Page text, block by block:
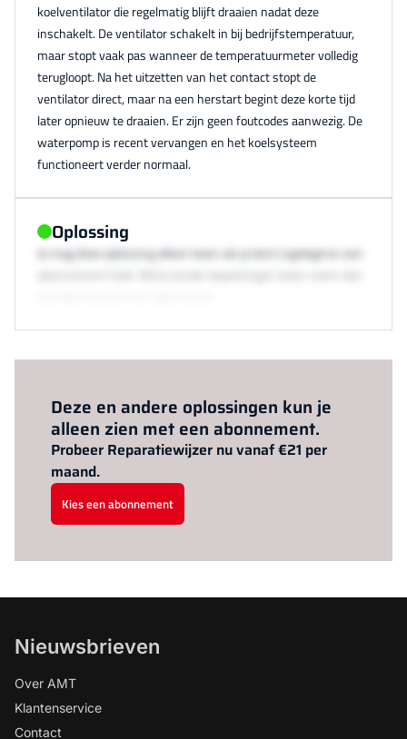
koelventilator die regelmatig blijft draaien nadat deze
inschakelt. De ventilator schakelt in bij bedrijfstemperatuur,
maar stopt vaak pas wanneer de temperatuurmeter volledig
terugloopt. Na het uitzetten van het contact stopt de
ventilator direct, maar na een herstart begint deze korte tijd
later opnieuw te draaien. Er zijn geen foutcodes aanwezig. De
waterpomp is recent vervangen en het koelsysteem
functioneert verder normaal.
Oplossing
Je mag deze oplossing alleen lezen als je bent ingelogd en een
Deze en andere oplossingen kun je
alleen zien met een abonnement.
Probeer Reparatiewijzer nu vanaf €21 per
maand.
Kies een abonnement
Nieuwsbrieven
Over AMT
Klantenservice
Contact